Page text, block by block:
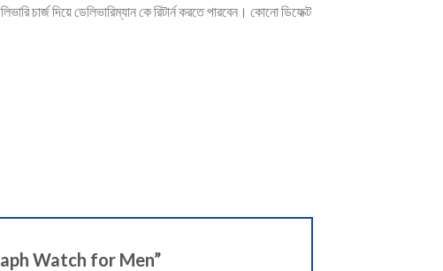
চার্জ দিয়ে ডেলিভারিম্যান কে রিটার্ন করতে পারবেন। কোনো ডিফেক্ট
Watch for Men”